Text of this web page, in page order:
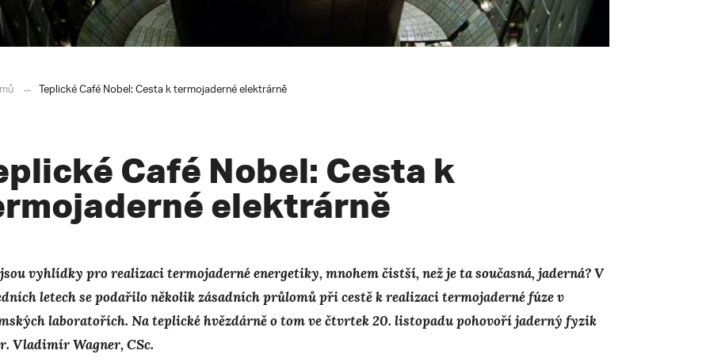
Teplické Café Nobel: Cesta k termojaderné elektrárně
Café Nobel: Cesta k
elektrárně
vyhlídky pro realizaci termojaderné energetiky, mnohem čistší, než je ta současná, jaderná? V
letech se podařilo několik zásadních průlomů při cestě k realizaci termojaderné fúze v
laboratořích. Na teplické hvězdárně o tom ve čtvrtek 20. listopadu pohovoří jaderný fyzik
Vladimír Wagner, CSc.